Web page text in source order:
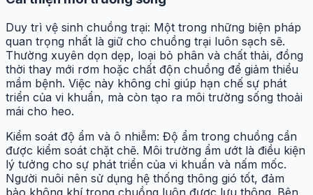
Duy trì vệ sinh chuồng trại: Một trong những biện pháp
quan trọng nhất là giữ cho chuồng trại luôn sạch sẽ.
Thường xuyên dọn dẹp, loại bỏ phân và chất thải, đồng
thời thay mới rơm hoặc chất độn chuồng để giảm thiểu
mầm bệnh. Việc này không chỉ giúp hạn chế sự phát
triển của vi khuẩn, mà còn tạo ra môi trường sống thoải
mái cho heo.
Kiểm soát độ ẩm và ô nhiễm: Độ ẩm trong chuồng cần
được kiểm soát chặt chẽ. Môi trường ẩm ướt là điều kiện
lý tưởng cho sự phát triển của vi khuẩn và nấm mốc.
Người nuôi nên sử dụng hệ thống thông gió tốt, đảm